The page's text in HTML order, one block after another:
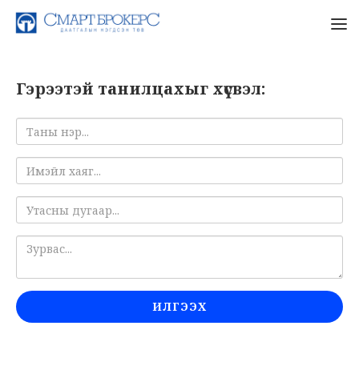
Гэрээтэй танилцахыг хүсвэл:
ИЛГЭЭХ